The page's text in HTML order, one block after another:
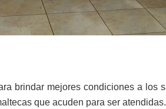
brindar mejores condiciones a los
que acuden para ser atendidas.